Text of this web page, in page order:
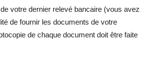
votre dernier relevé bancaire (vous avez
de fournir les documents de votre
de chaque document doit être faite